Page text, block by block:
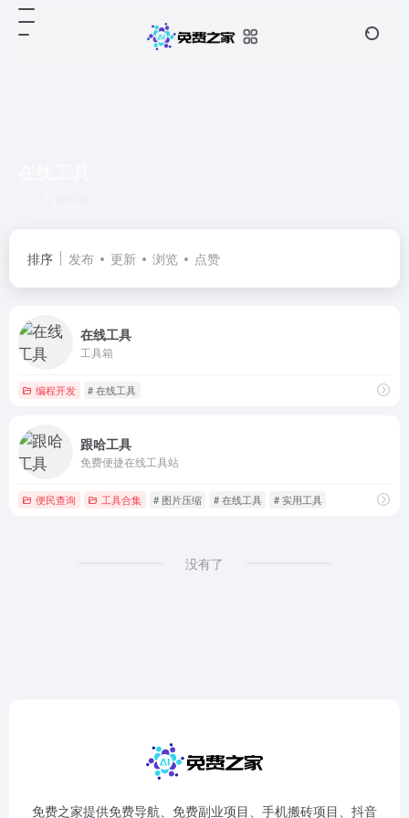
排序 发布 更新 浏览 点赞
在线工具
工具箱
编程开发 # 在线工具
跟哈工具
免费便捷在线工具站
便民查询 工具合集 # 图片压缩 # 在线工具 # 实用工具
没有了
免费之家提供免费导航、免费副业项目、手机搬砖项目、抖音